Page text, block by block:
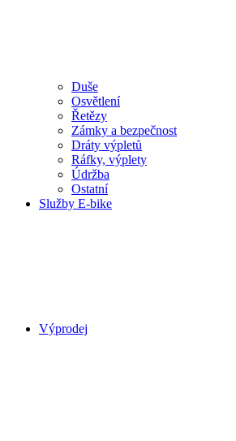
Duše
Osvětlení
Řetězy
Zámky a bezpečnost
Dráty výpletů
Ráfky, výplety
Údržba
Ostatní
Služby E-bike
Výprodej